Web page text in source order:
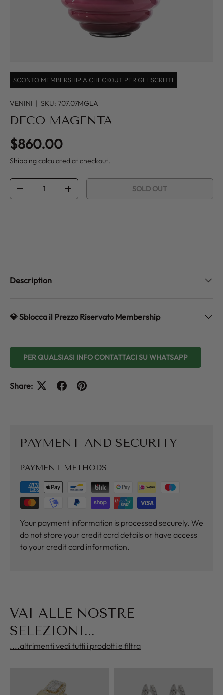
SCONTO MEMBERSHIP A CHECKOUT PER GLI ISCRITTI
VENINI | SKU: 707.07MGLA
DECO MAGENTA
Regular price
$860.00
Shipping calculated at checkout.
Qty
DECREASE QUANTITYINCREASE QUANTITYSOLD OUT
Description
💎 Sblocca il Prezzo Riservato Membership
PER QUALSIASI INFO CONTATTACI SU WHATSAPP
Share:
PAYMENT AND SECURITY
PAYMENT METHODS
Your payment information is processed securely. We
do not store your credit card details or have access
to your credit card information.
VAI ALLE NOSTRE
SELEZIONI...
....altrimenti vedi tutti i prodotti e filtra